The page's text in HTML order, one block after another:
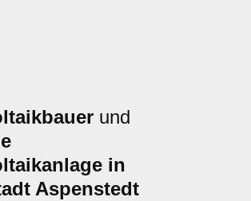
und
in
Aspenstedt